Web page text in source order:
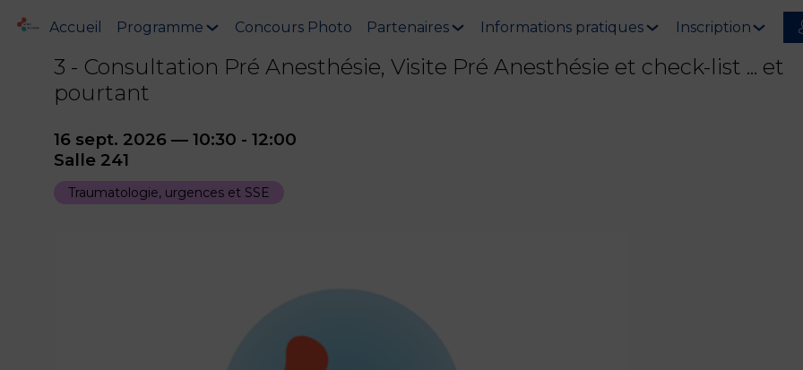
Accueil Programme Concours Photo Partenaires Informations pratiques Inscription
3 - Consultation Pré Anesthésie, Visite Pré Anesthésie et check-list ... et
pourtant
16 sept. 2026 — 10:30 - 12:00
Salle 241
Traumatologie, urgences et SSE